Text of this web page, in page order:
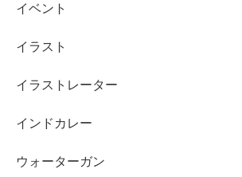
イベント
イラスト
イラストレーター
インドカレー
ウォーターガン